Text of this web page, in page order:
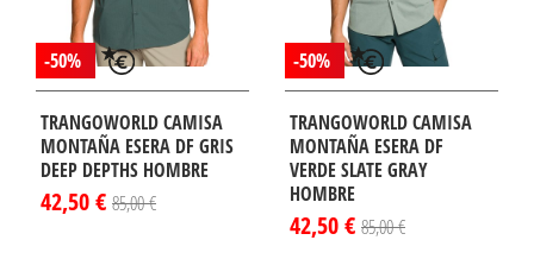
-50%
TRANGOWORLD CAMISA
MONTAÑA ESERA DF GRIS
DEEP DEPTHS HOMBRE
42,50 € 85,00 €
-50%
TRANGOWORLD CAMISA
MONTAÑA ESERA DF
VERDE SLATE GRAY
HOMBRE
42,50 € 85,00 €